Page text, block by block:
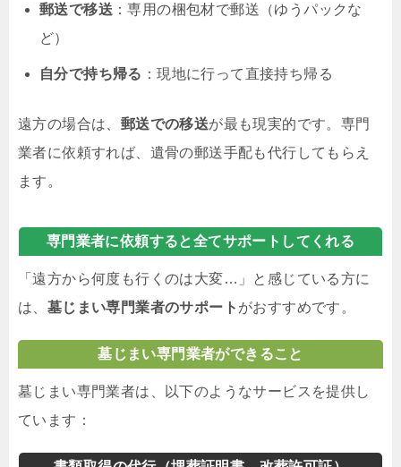
郵送で移送 ：専用の梱包材で郵送（ゆうパックな
ど）
自分で持ち帰る ：現地に行って直接持ち帰る
遠方の場合は、 郵送での移送が最も現実的です。専門
業者に依頼すれば、遺骨の郵送手配も代行してもらえ
ます。
専門業者に依頼すると全てサポートしてくれる
「遠方から何度も行くのは大変…」と感じている方に
は、 墓じまい専門業者のサポート がおすすめです。
墓じまい専門業者ができること
墓じまい専門業者は、以下のようなサービスを提供し
ています：